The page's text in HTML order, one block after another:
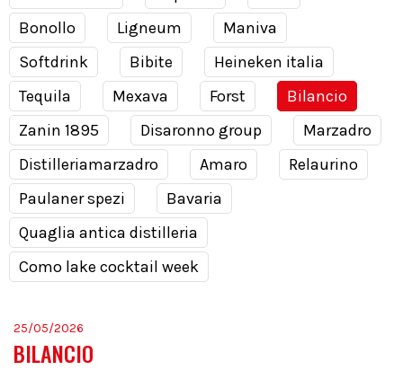
Bonollo
Ligneum
Maniva
Softdrink
Bibite
Heineken italia
Tequila
Mexava Forst
Bilancio
Zanin 1895
Disaronno group
Marzadro
Distilleriamarzadro
Amaro
Relaurino
Paulaner spezi
Bavaria
Quaglia antica distilleria
Como lake cocktail week
25/05/2026
BILANCIO